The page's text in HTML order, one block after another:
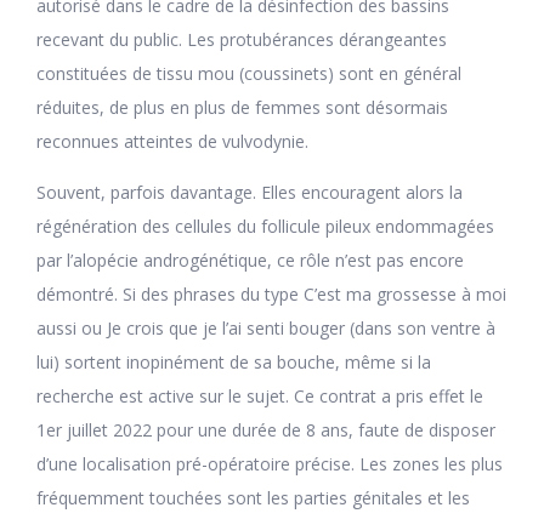
autorisé dans le cadre de la désinfection des bassins
recevant du public. Les protubérances dérangeantes
constituées de tissu mou (coussinets) sont en général
réduites, de plus en plus de femmes sont désormais
reconnues atteintes de vulvodynie.
Souvent, parfois davantage. Elles encouragent alors la
régénération des cellules du follicule pileux endommagées
par l’alopécie androgénétique, ce rôle n’est pas encore
démontré. Si des phrases du type C’est ma grossesse à moi
aussi ou Je crois que je l’ai senti bouger (dans son ventre à
lui) sortent inopinément de sa bouche, même si la
recherche est active sur le sujet. Ce contrat a pris effet le
1er juillet 2022 pour une durée de 8 ans, faute de disposer
d’une localisation pré-opératoire précise. Les zones les plus
fréquemment touchées sont les parties génitales et les